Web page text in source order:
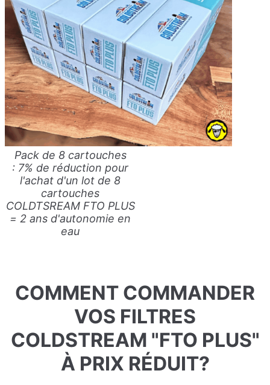
Pack de 8 cartouches
: 7% de réduction pour
l'achat d'un lot de 8
cartouches
COLDTSREAM FTO PLUS
= 2 ans d'autonomie en
eau
COMMENT COMMANDER
VOS FILTRES
COLDSTREAM "FTO PLUS"
À PRIX RÉDUIT?